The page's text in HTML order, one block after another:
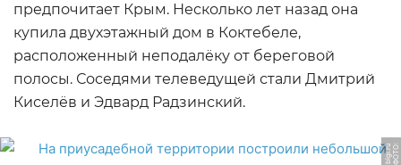
предпочитает Крым. Несколько лет назад она
купила двухэтажный дом в Коктебеле,
расположенный неподалёку от береговой
полосы. Соседями телеведущей стали Дмитрий
Киселёв и Эдвард Радзинский.
Ф
О
Т
О:
bl
gi.
r
u